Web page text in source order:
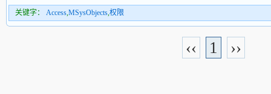
关键字： Access,MSysObjects,权限
‹‹ 1 ››